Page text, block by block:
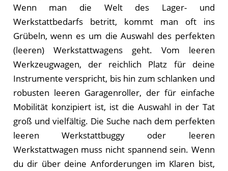
Wenn man die Welt des Lager- und
Werkstattbedarfs betritt, kommt man oft ins
Grübeln, wenn es um die Auswahl des perfekten
(leeren) Werkstattwagens geht. Vom leeren
Werkzeugwagen, der reichlich Platz für deine
Instrumente verspricht, bis hin zum schlanken und
robusten leeren Garagenroller, der für einfache
Mobilität konzipiert ist, ist die Auswahl in der Tat
groß und vielfältig. Die Suche nach dem perfekten
leeren Werkstattbuggy oder leeren
Werkstattwagen muss nicht spannend sein. Wenn
du dir über deine Anforderungen im Klaren bist,